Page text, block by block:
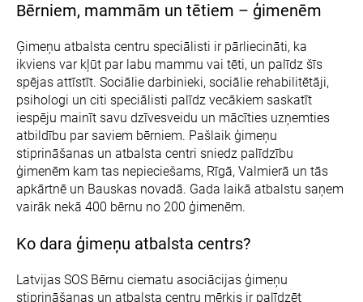
Bērniem, mammām un tētiem – ģimenēm
Ģimeņu atbalsta centru speciālisti ir pārliecināti, ka
ikviens var kļūt par labu mammu vai tēti, un palīdz šīs
spējas attīstīt. Sociālie darbinieki, sociālie rehabilitētāji,
psihologi un citi speciālisti palīdz vecākiem saskatīt
iespēju mainīt savu dzīvesveidu un mācīties uzņemties
atbildību par saviem bērniem. Pašlaik ģimeņu
stiprināšanas un atbalsta centri sniedz palīdzību
ģimenēm kam tas nepieciešams, Rīgā, Valmierā un tās
apkārtnē un Bauskas novadā. Gada laikā atbalstu saņem
vairāk nekā 400 bērnu no 200 ģimenēm.
Ko dara ģimeņu atbalsta centrs?
Latvijas SOS Bērnu ciematu asociācijas ģimeņu
stiprināšanas un atbalsta centru mērķis ir palīdzēt